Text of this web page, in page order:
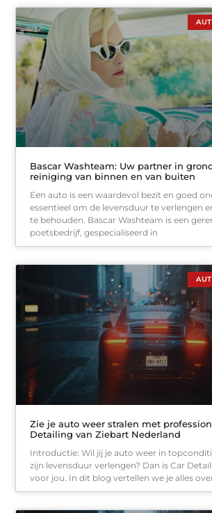
Bascar Washteam: Uw partner in
reiniging van binnen en van buiten
Een auto is een waardevol bezit en goed
essentieel om de levensduur te verlengen
te behouden. Bascar Washteam is een
poetsbedrijf, gespecialiseerd in
Zie je auto weer stralen met
Detailing van Ziebart Nederland
Introductie: Wil jij je auto weer in
zijn levensduur verlengen? Dan is Car
voor jou. In dit blog vertellen we je alles